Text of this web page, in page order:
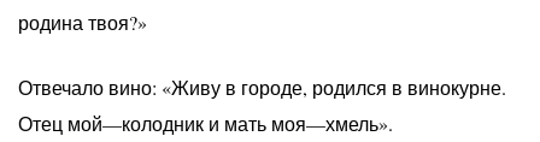
родина твоя?»
Отвечало вино: «Живу в городе, родился в винокурне.
Отец мой—колодник и мать моя—хмель».